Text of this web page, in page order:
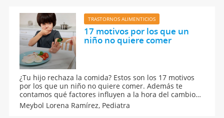
TRASTORNOS ALIMENTICIOS
17 motivos por los que un
niño no quiere comer
¿Tu hijo rechaza la comida? Estos son los 17 motivos
por los que un niño no quiere comer. Además te
contamos qué factores influyen a la hora del cambio
de apetito de los niños y qué podéis hacer los padres
para intentar que el niño vuelva a comer como antes
Meybol Lorena Ramírez, Pediatra